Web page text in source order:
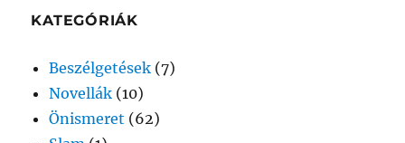
KATEGÓRIÁK
Beszélgetések (7)
Novellák (10)
Önismeret (62)